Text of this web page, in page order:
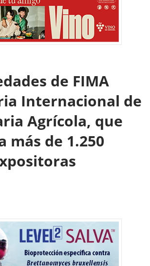
de FIMA
Internacional de
Agrícola, que
más de 1.250